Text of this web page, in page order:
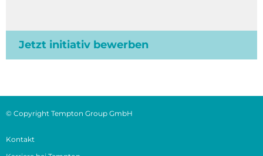
Jetzt initiativ bewerben
© Copyright Tempton Group GmbH
Kontakt